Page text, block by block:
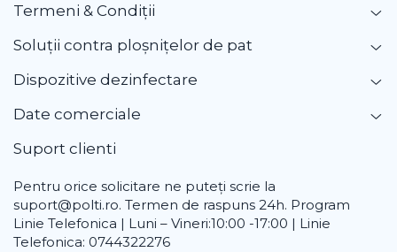
Termeni & Condiții
Soluții contra ploșnițelor de pat
Dispozitive dezinfectare
Date comerciale
Suport clienti
Pentru orice solicitare ne puteți scrie la
suport@polti.ro. Termen de raspuns 24h. Program
Linie Telefonica | Luni – Vineri:10:00 -17:00 | Linie
Telefonica: 0744322276